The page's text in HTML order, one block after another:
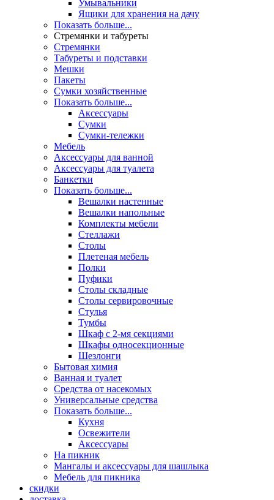
Умывальники
Ящики для хранения на дачу
Показать больше...
Стремянки и табуреты
Стремянки
Табуреты и подставки
Мешки
Пакеты
Сумки хозяйственные
Показать больше...
Аксессуары
Сумки
Сумки-тележки
Мебель
Аксессуары для ванной
Аксессуары для туалета
Банкетки
Показать больше...
Вешалки настенные
Вешалки напольные
Комплекты мебели
Стеллажи
Столы
Плетеная мебель
Полки
Пуфики
Столы складные
Столы сервировочные
Стулья
Тумбы
Шкаф с 2-мя секциями
Шкафы односекционные
Шезлонги
Бытовая химия
Ванная и туалет
Средства от насекомых
Универсальные средства
Показать больше...
Кухня
Освежители
Аксессуары
На пикник
Мангалы и аксессуары для шашлыка
Мебель для пикника
скидки